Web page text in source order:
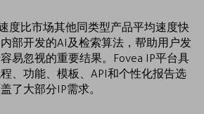
度比市场其他同类型产品平均速度快
部开发的AI及检索算法，帮助用户发
易忽视的重要结果。Fovea IP平台具
、功能、模板、API和个性化报告选
了大部分IP需求。